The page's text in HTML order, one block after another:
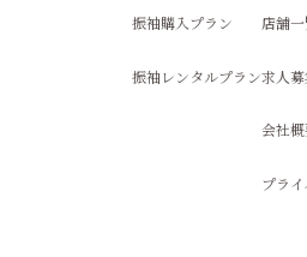
振袖購入プラン
振袖レンタルプラン
店舗
求人募
会社
プラ